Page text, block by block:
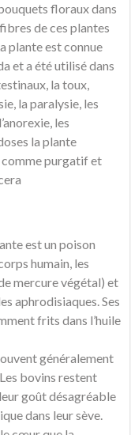
floraux dans
de ces plantes
plante est connue
et a été utilisé dans
la toux,
la paralysie, les
les
la plante
comme purgatif et
est un poison
humain, les
mercure végétal) et
aphrodisiaques. Ses
frits dans l’huile
généralement
bovins restent
goût désagréable
dans leur sève.